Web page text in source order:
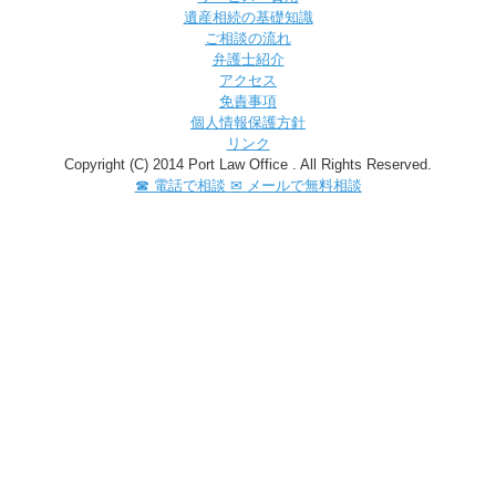
遺産相続の基礎知識
ご相談の流れ
弁護士紹介
アクセス
免責事項
個人情報保護方針
リンク
Copyright (C) 2014 Port Law Office . All Rights Reserved.
☎ 電話で相談 ✉ メールで無料相談